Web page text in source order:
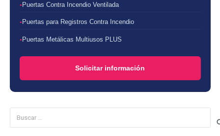
Puertas Contra Incendio Ventilada
Puertas para Registros Contra Incendio
Puertas Metálicas Multiusos PLUS
Solicitar información